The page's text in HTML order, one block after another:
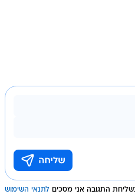
בשליחת התגובה אני מסכים לתנאי השימוש